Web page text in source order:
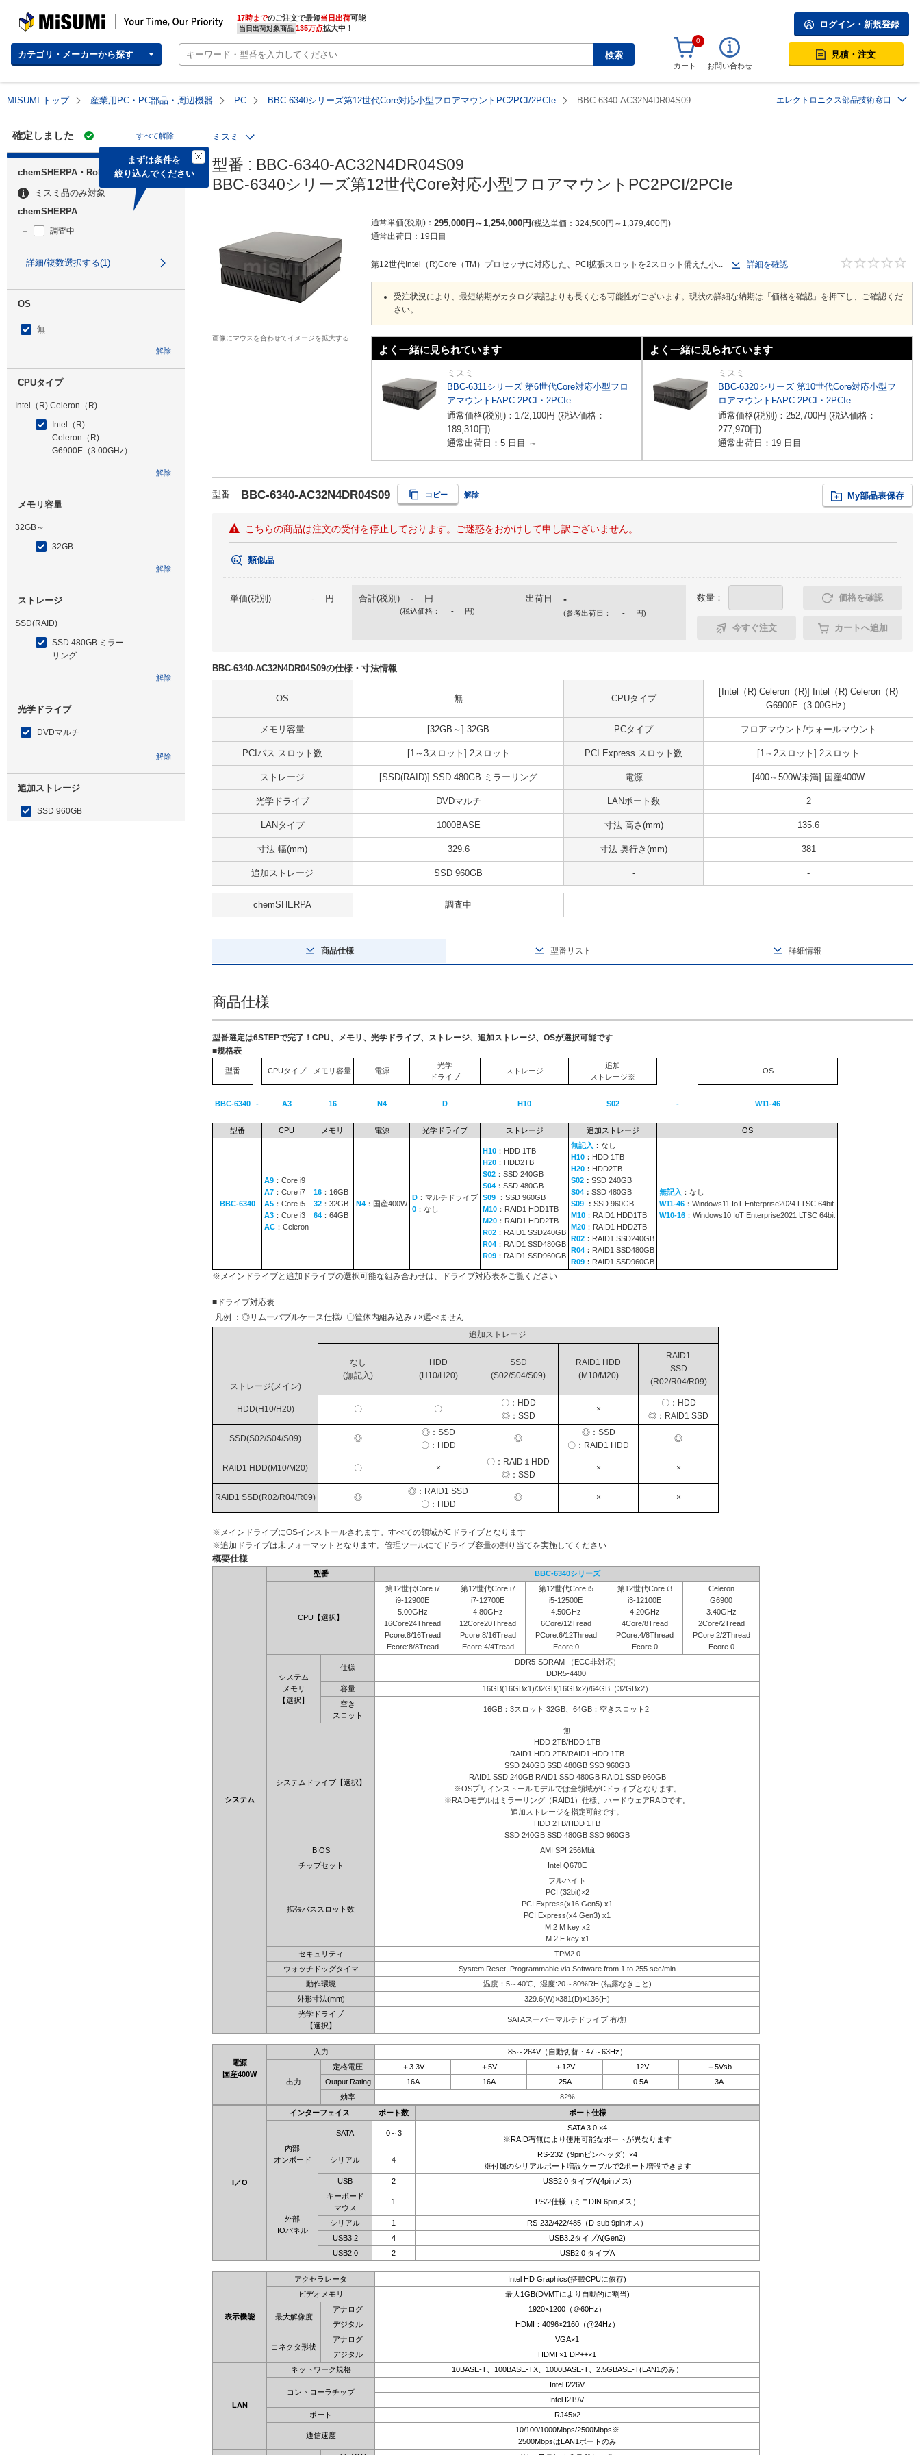
MISUMI | Your Time, Our Priority 17時までのご注文で最短当日出荷
当日出荷対象商品 135万点拡大中！
カテゴリ・メーカーから探す 検索
ログイン・新規登録
0
カート お問い合わせ
見積・注文
MISUMI トップ 産業用PC・PC部品・周辺機器 PC BBC-6340シリーズ第12世代Core対応小型フロアマウントPC2PCI/2PCIe BBC-6340-AC32N4DR04S09 エレクトロニクス部品技術窓口
確定しました すべて解除
まずは条件を
絞り込んでください
chemSHERPA・RoHS
ミスミ品のみ対象
chemSHERPA
調査中
詳細/複数選択する(1)
OS
無
解除
CPUタイプ
Intel（R) Celeron（R)
Intel（R)
Celeron（R)
G6900E（3.00GHz）
解除
メモリ容量
32GB～
32GB
解除
ストレージ
SSD(RAID)
SSD 480GB ミラー
リング
解除
光学ドライブ
DVDマルチ
解除
追加ストレージ
SSD 960GB
ミスミ
型番 : BBC-6340-AC32N4DR04S09
BBC-6340シリーズ第12世代Core対応小型フロアマウントPC2PCI/2PCIe
画像にマウスを合わせてイメージを拡大する
通常単価(税別) 295,000円 ～1,254,000円 税込単価 324,500円 ～ 1,379,400円
通常出荷日： 19日目
第12世代Intel（R)Core（TM）プロセッサに対応した、PCI拡張スロットを2スロット備えた小... 詳細を確認
受注状況により、最短納期がカタログ表記よりも長くなる可能性がございます。現状の詳細な納期は「価格を確認」を押下し、ご確認くだ
さい。
よく一緒に見られています
ミスミ
BBC-6311シリーズ 第6世代Core対応小型フロ
アマウントFAPC 2PCI・2PCIe
通常価格(税別)： 172,100円 (税込価格：
189,310円)
通常出荷日：5 日目 ～
よく一緒に見られています
ミスミ
BBC-6320シリーズ 第10世代Core対応小型フ
ロアマウントFAPC 2PCI・2PCIe
通常価格(税別)： 252,700円 (税込価格：
277,970円)
通常出荷日：19 日目
型番: BBC-6340-AC32N4DR04S09 コピー 解除 My部品表保存
こちらの商品は注文の受付を停止しております。ご迷惑をおかけして申し訳ございません。
類似品
単価(税別) - 円 合計(税別) - 円
(税込価格： - 円)
出荷日 -
(参考出荷日： - 円)
数量： 価格を確認
今すぐ注文 カートへ追加
BBC-6340-AC32N4DR04S09の仕様・寸法情報
OS 無 CPUタイプ
[Intel（R) Celeron（R)] Intel（R) Celeron（R)
G6900E（3.00GHz）
メモリ容量 [32GB～] 32GB PCタイプ フロアマウント/ウォールマウント
PCIバス スロット数 [1～3スロット] 2スロット PCI Express スロット数 [1～2スロット] 2スロット
ストレージ [SSD(RAID)] SSD 480GB ミラーリング 電源 [400～500W未満] 国産400W
光学ドライブ DVDマルチ LANポート数 2
LANタイプ 1000BASE 寸法 高さ(mm) 135.6
寸法 幅(mm) 329.6 寸法 奥行き(mm) 381
追加ストレージ SSD 960GB - -
chemSHERPA 調査中
商品仕様 型番リスト 詳細情報
商品仕様
型番選定は6STEPで完了！CPU、メモリ、光学ドライブ、ストレージ、追加ストレージ、OSが選択可能です
■規格表
型番 − CPUタイプ メモリ容量 電源
光学
ドライブ
ストレージ
追加
ストレージ※
− OS
BBC-6340 - A3 16 N4 D H10 S02 - W11-46
型番 CPU メモリ 電源 光学ドライブ ストレージ 追加ストレージ OS
BBC-6340
A9 ：Core i9
A7 ：Core i7
A5 ：Core i5
A3 ：Core i3
AC ：Celeron
16 ：16GB
32 ：32GB
64 ：64GB
N4 ：国産400W
D ：マルチドライブ
0 ：なし
H10 ：HDD 1TB
H20 ：HDD2TB
S02 ：SSD 240GB
S04 ：SSD 480GB
S09
：SSD 960GB
M10 ：RAID1 HDD1TB
M20 ：RAID1 HDD2TB
R02 ：RAID1 SSD240GB
R04 ：RAID1 SSD480GB
R09 ：RAID1 SSD960GB
無記入 ： なし
H10 ： HDD 1TB
H20 ： HDD2TB
S02 ： SSD 240GB
S04 ： SSD 480GB
S09
： SSD 960GB
M10 ：RAID1 HDD1TB
M20 ：RAID1 HDD2TB
R02 ： RAID1 SSD240GB
R04 ： RAID1 SSD480GB
R09 ： RAID1 SSD960GB
無記入 ：なし
W11-46 ：Windows11 IoT Enterprise2024 LTSC 64bit
W10-16 ：Windows10 IoT Enterprise2021 LTSC 64bit
※メインドライブと追加ドライブの選択可能な組み合わせは、ドライブ対応表をご覧ください
■ドライブ対応表
凡例 ：◎リムーバブルケース仕様/ 〇筐体内組み込み / ×選べません
ストレージ(メイン)
追加ストレージ
なし
(無記入)
HDD
(H10/H20)
SSD
(S02/S04/S09)
RAID1 HDD
(M10/M20)
RAID1
SSD
(R02/R04/R09)
HDD(H10/H20) 〇 〇
〇：HDD
◎：SSD
×
〇：HDD
◎：RAID1 SSD
SSD(S02/S04/S09) ◎
◎：SSD
〇：HDD
◎
◎：SSD
〇：RAID1 HDD
◎
RAID1 HDD(M10/M20) 〇 ×
〇：RAID１HDD
◎：SSD
× ×
RAID1 SSD(R02/R04/R09) ◎
◎：RAID1 SSD
〇：HDD
◎ × ×
※メインドライブにOSインストールされます。すべての領域がCドライブとなります
※追加ドライブは未フォーマットとなります。管理ツールにてドライブ容量の割り当てを実施してください
概要仕様
システム
型番 BBC-6340シリーズ
CPU【選択】
第12世代Core i7
i9-12900E
5.00GHz
16Core24Thread
Pcore:8/16Tread
Ecore:8/8Tread
第12世代Core i7
i7-12700E
4.80GHz
12Core20Thread
Pcore:8/16Tread
Ecore:4/4Tread
第12世代Core i5
i5-12500E
4.50GHz
6Core/12Tread
PCore:6/12Thread
Ecore:0
第12世代Core i3
i3-12100E
4.20GHz
4Core/8Tread
PCore:4/8Thread
Ecore 0
Celeron
G6900
3.40GHz
2Core/2Tread
PCore:2/2Thread
Ecore 0
システム
メモリ
【選択】
仕様
DDR5-SDRAM （ECC非対応）
DDR5-4400
容量
16GB(16GBx1)/32GB(16GBx2)/64GB（32GBx2）
空き
スロット
16GB：3スロット 32GB、64GB：空きスロット2
システムドライブ【選択】
無
HDD 2TB/HDD 1TB
RAID1 HDD 2TB/RAID1 HDD 1TB
SSD 240GB SSD 480GB SSD 960GB
RAID1 SSD 240GB RAID1 SSD 480GB RAID1 SSD 960GB
※OSプリインストールモデルでは全領域がCドライブとなります。
※RAIDモデルはミラーリング（RAID1）仕様、ハードウェアRAIDです。
追加ストレージを指定可能です。
HDD 2TB/HDD 1TB
SSD 240GB SSD 480GB SSD 960GB
BIOS
AMI SPI 256Mbit
チップセット
Intel Q670E
拡張バススロット数
フルハイト
PCI (32bit)×2
PCI Express(x16 Gen5) x1
PCI Express(x4 Gen3) x1
M.2 M key x2
M.2 E key x1
セキュリティ
TPM2.0
ウォッチドッグタイマ
System Reset, Programmable via Software from 1 to 255 sec/min
動作環境
温度：5～40℃、湿度:20～80%RH (結露なきこと)
外形寸法(mm)
329.6(W)×381(D)×136(H)
光学ドライブ
【選択】
SATAスーパーマルチドライブ 有/無
電源
国産400W
入力 85～264V（自動切替・47～63Hz）
出力
定格電圧 ＋3.3V ＋5V ＋12V -12V
＋5Vsb
Output Rating
16A 16A 25A 0.5A
3A
効率
82%
I／O
インターフェイス ポート数 ポート仕様
内部
オンボード
SATA 0～3
SATA 3.0 ×4
※RAID有無により使用可能なポートが異なります
シリアル 4
RS-232（9pinピンヘッダ）×4
※付属のシリアルポート増設ケーブルで2ポート増設できます
USB
2 USB2.0 タイプA(4pinメス)
外部
IOパネル
キーボード
マウス
1 PS/2仕様（ミニDIN 6pinメス）
シリアル 1
RS-232/422/485（D-sub 9pinオス）
USB3.2
4
USB3.2タイプA(Gen2)
USB2.0
2 USB2.0 タイプA
表示機能
アクセラレータ
Intel HD Graphics(搭載CPUに依存)
ビデオメモリ
最大1GB(DVMTにより自動的に割当)
最大解像度
アナログ
1920×1200（＠60Hz）
デジタル
HDMI：4096×2160（@24Hz）
コネクタ形状
アナログ
VGA×1
デジタル
HDMI ×1 DP++×1
LAN
ネットワーク規格 10BASE-T、100BASE-TX、1000BASE-T、2.5GBASE-T(LAN1のみ）
コントローラチップ
Intel I226V
Intel I219V
ポート
RJ45×2
通信速度
10/100/1000Mbps/2500Mbps※
2500MbpsはLAN1ポートのみ